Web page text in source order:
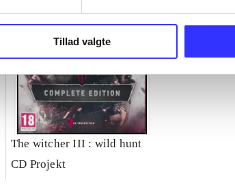
Tillad valgte
The witcher III : wild hunt
CD Projekt